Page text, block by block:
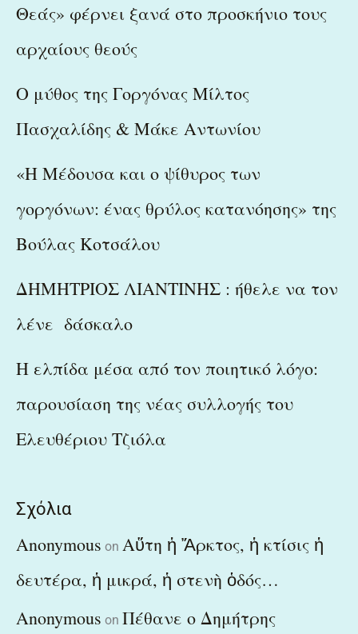
Θεάς» φέρνει ξανά στο προσκήνιο τους
αρχαίους θεούς
Ο μύθος της Γοργόνας Μίλτος
Πασχαλίδης & Μάκε Αντωνίου
«Η Μέδουσα και ο ψίθυρος των
γοργόνων: ένας θρύλος κατανόησης» της
Βούλας Κοτσάλου
ΔΗΜΗΤΡΙΟΣ ΛΙΑΝΤΙΝΗΣ : ήθελε να τον
λένε δάσκαλο
Η ελπίδα μέσα από τον ποιητικό λόγο:
παρουσίαση της νέας συλλογής του
Ελευθέριου Τζιόλα
Σχόλια
Anonymous on Αὕτη ἡ Ἄρκτος, ἡ κτίσις ἡ
δευτέρα, ἡ μικρά, ἡ στενὴ ὁδός…
Anonymous on Πέθανε ο Δημήτρης